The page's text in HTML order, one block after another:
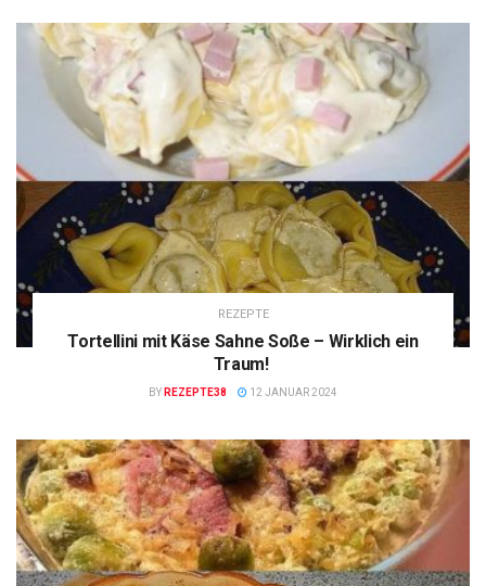
REZEPTE
Tortellini mit Käse Sahne Soße – Wirklich ein
Traum!
BY REZEPTE38 12 JANUAR 2024